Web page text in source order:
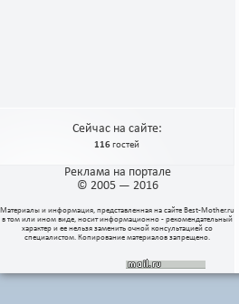
Сейчас на сайте:
116гостей
Реклама на портале
© 2005 — 2016
Материалы и информация, представленная на сайте Best-Mother.ru
в том или ином виде, носит информационно - рекомендательный
характер и ее нельзя заменить очной консультацией со
специалистом. Копирование материалов запрещено.